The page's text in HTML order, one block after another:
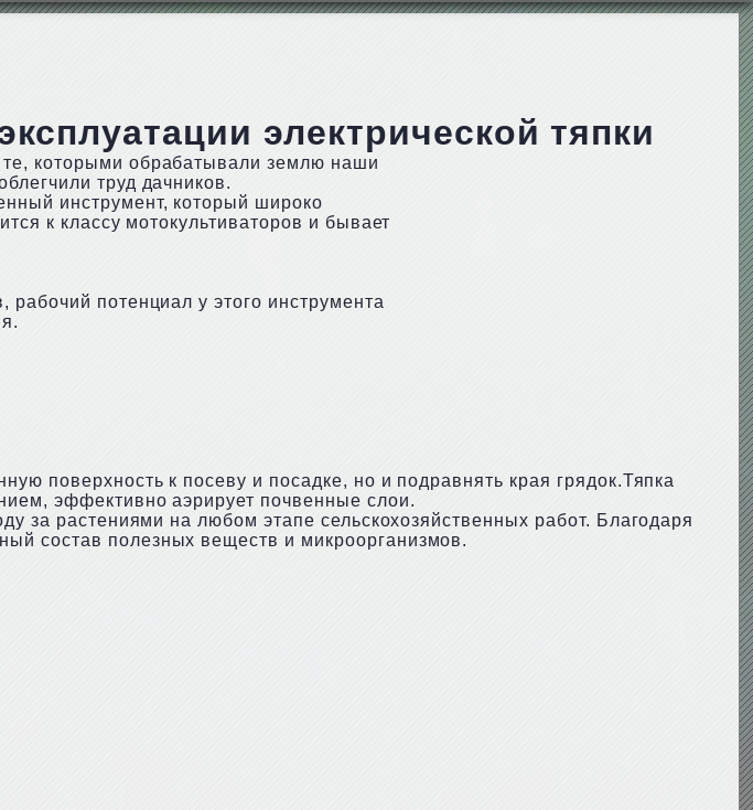
электрической тяпки
которыми обрабатывали землю наши
труд дачников.
инструмент, который широко
к классу мотокультиваторов и бывает
потенциал у этого инструмента
поверхность к посеву и посадке, но и подравнять края грядок.Тяпка
эффективно аэрирует почвенные слои.
за растениями на любом этапе сельскохозяйственных работ. Благодаря
состав полезных веществ и микроорганизмов.